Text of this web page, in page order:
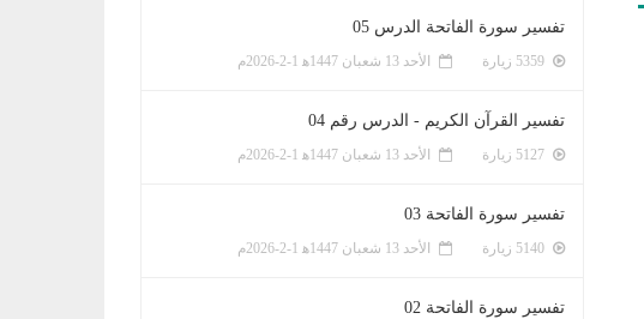
تفسير سورة الفاتحة الدرس 05
الأحد 13 شعبان 1447ﻫ 1-2-2026م
تفسير القرآن الكريم - الدرس رقم 04
الأحد 13 شعبان 1447ﻫ 1-2-2026م
تفسير سورة الفاتحة 03
الأحد 13 شعبان 1447ﻫ 1-2-2026م
تفسير سورة الفاتحة 02